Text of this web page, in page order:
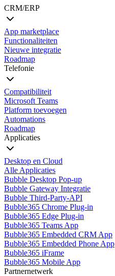
CRM/ERP
App marketplace
Functionaliteiten
Nieuwe integratie
Roadmap
Telefonie
Compatibiliteit
Microsoft Teams
Platform toevoegen
Automations
Roadmap
Applicaties
Desktop en Cloud
Alle Applicaties
Bubble Desktop Pop-up
Bubble Gateway Integratie
Bubble Third-Party-API
Bubble365 Chrome Plug-in
Bubble365 Edge Plug-in
Bubble365 Teams App
Bubble365 Embedded CRM App
Bubble365 Embedded Phone App
Bubble365 iFrame
Bubble365 Mobile App
Partnernetwerk